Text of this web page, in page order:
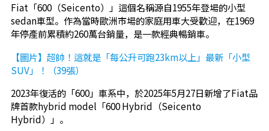
Fiat「600（Seicento）」這個名稱源自1955年登場的小型
sedan車型。作為當時歐洲市場的家庭用車大受歡迎，在1969
年停產前累積約260萬台銷量，是一款經典暢銷車。
【圖片】超帥！這就是「每公升可跑23km以上」最新「小型
SUV」！（39張）
2023年復活的「600」車系中，於2025年5月27日新增了Fiat品
牌首款hybrid model「600 Hybrid（Seicento
Hybrid）」。